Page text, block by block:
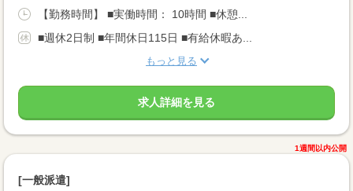
【勤務時間】 ■実働時間： 10時間 ■休憩...
■週休2日制 ■年間休日115日 ■有給休暇あ...
もっと見る
求人詳細を見る
1週間以内公開
[一般派遣]